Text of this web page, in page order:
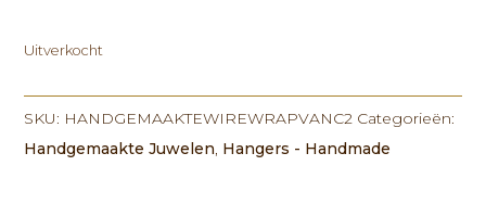
Uitverkocht
SKU: HANDGEMAAKTEWIREWRAPVANC2 Categorieën:
Handgemaakte Juwelen Hangers - Handmade